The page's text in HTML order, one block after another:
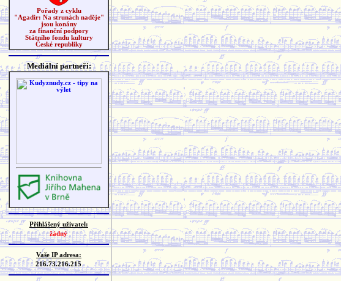
Pořady z cyklu
"Agadir: Na strunách naděje"
jsou konány
za finanční podpory
Státního fondu kultury
České republiky
Mediální partneři:
Přihlášený uživatel:
žádný
Vaše IP adresa:
216.73.216.215